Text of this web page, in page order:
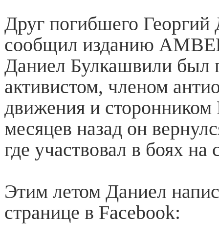
Друг погибшего Георгий
сообщил изданию
Даниел Булкашвили был
активистом, членом
движения и
месяцев назад он
где участвовал в боях
Этим летом Даниел
странице в Facebook: